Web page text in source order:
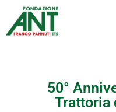
50°
Trattoria